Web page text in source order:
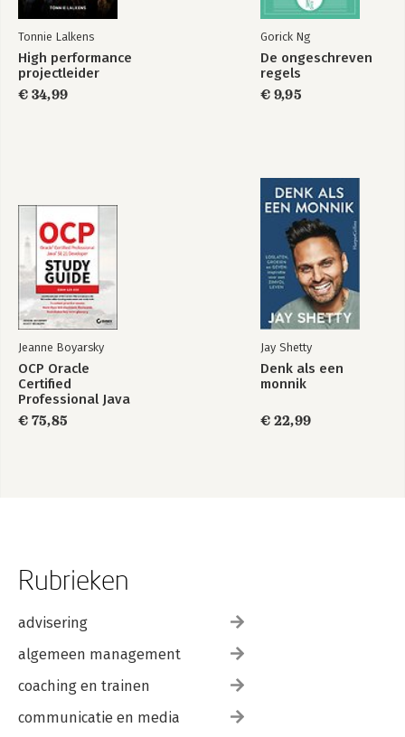
Dankwoord 297
Register 301
Tonnie Lalkens
High performance
projectleider
€ 34,99
Gorick Ng
De ongeschreven
regels
€ 9,95
Jeanne Boyarsky
OCP Oracle
Certified
Professional Java
SE 21 Developer
Study Guide: Exam
€ 75,85
Jay Shetty
Denk als een
monnik
€ 22,99
Rubrieken
advisering
algemeen management
coaching en trainen
communicatie en media